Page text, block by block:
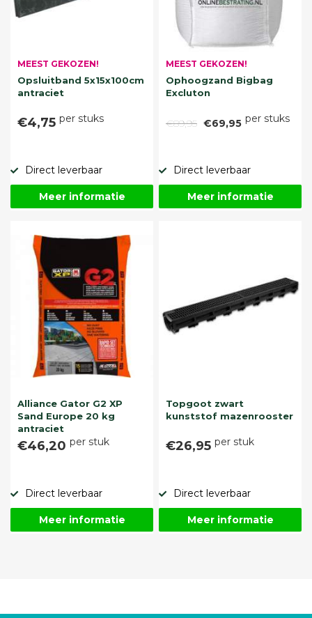
MEEST GEKOZEN!
Opsluitband 5x15x100cm
antraciet
€4,75 per stuks
Direct leverbaar
Meer informatie
MEEST GEKOZEN!
Ophoogzand Bigbag
Excluton
€89,95 €69,95 per stuks
Direct leverbaar
Meer informatie
Alliance Gator G2 XP
Sand Europe 20 kg
antraciet
€46,20 per stuk
Direct leverbaar
Meer informatie
Topgoot zwart
kunststof mazenrooster
€26,95 per stuk
Direct leverbaar
Meer informatie